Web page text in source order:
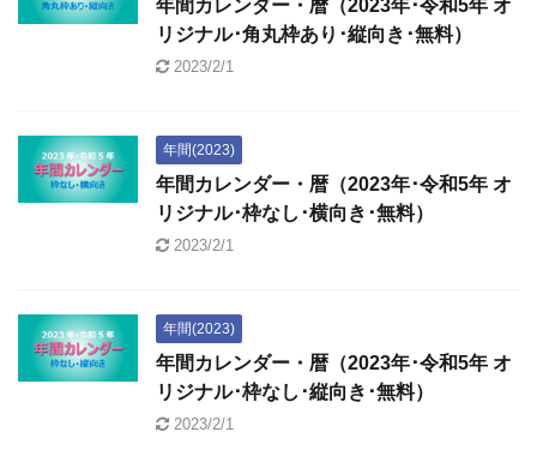
年間カレンダー・暦（2023年･令和5年 オ
リジナル･角丸枠あり･縦向き･無料）
2023/2/1
年間(2023)
年間カレンダー・暦（2023年･令和5年 オ
リジナル･枠なし･横向き･無料）
2023/2/1
年間(2023)
年間カレンダー・暦（2023年･令和5年 オ
リジナル･枠なし･縦向き･無料）
2023/2/1